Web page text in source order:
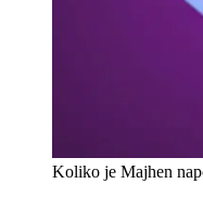
Koliko je Majhen